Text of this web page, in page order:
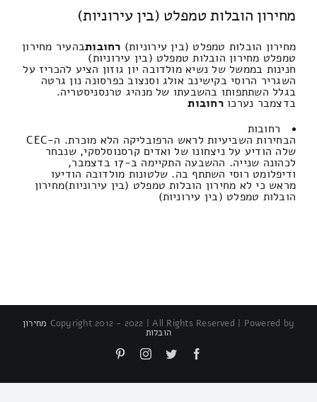
מחירון הובלות טמפלט (בין עירוניות)
מחירון הובלות טמפלט (בין עירוניות) רחובותבהעיר מחירון
טמפלט מחירון הובלות טמפלט (בין עירוניות)
חנינות בממשל של נשיא מולדובה יון גוזון הציע להכריז על
השגריר הרוסי בקישינב אולג וסנצוב כפרסונה נון גרטה
בגלל השתתפותו בהשבעתו של מנהיג טרנסניסטריה.
בדצמבר נערכורחובות
רחובות
הבחירות השביעיות לראש הרפובליקה הלא מוכרת. ה-CEC
שלה הודיע ​​על ניצחונו של ואדים קרסנוסלסקי, שנבחר
לכהונה שנייה. ההשבעה התקיימה ב-17 בדצמבר,
ודיפלומט רוסי השתתף בה. שלטונות מולדובה הודיעו
מראש כי לא מחירון הובלות טמפלט (בין עירוניות)מחירון
הובלות טמפלט (בין עירוניות)
Copyright 2012 - 2022 | All Rights Reserved | Powered by מחירון
הובלות
Facebook
Twitter
Instagram